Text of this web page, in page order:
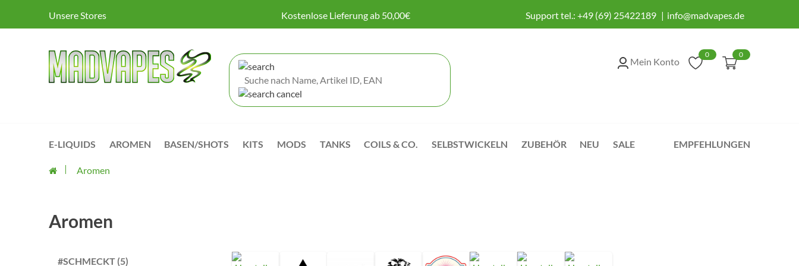
Unsere Stores Kostenlose Lieferung ab 50,00€ Support tel.: +49 (69) 25422189 info@madvapes.de
Mein Konto
0 0
E-LIQUIDS AROMEN BASEN/SHOTS KITS MODS TANKS COILS & CO. SELBSTWICKELN ZUBEHÖR NEU SALE EMPFEHLUNGEN
Aromen
Aromen
#SCHMECKT (5)